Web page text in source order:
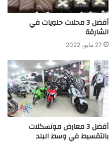
أفضل 3 محلات حلويات في
الشارقة
27 مايو، 2022
أفضل 3 معارض موتسكلات
بالتقسيط في وسط البلد